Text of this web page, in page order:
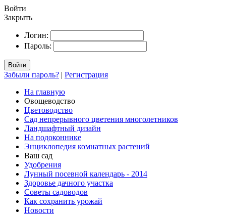
Войти
Закрыть
Логин:
Пароль:
Войти
Забыли пароль? | Регистрация
На главную
Овощеводство
Цветоводство
Сад непрерывного цветения многолетников
Ландшафтный дизайн
На подоконнике
Энциклопедия комнатных растений
Ваш сад
Удобрения
Лунный посевной календарь - 2014
Здоровье дачного участка
Советы садоводов
Как сохранить урожай
Новости